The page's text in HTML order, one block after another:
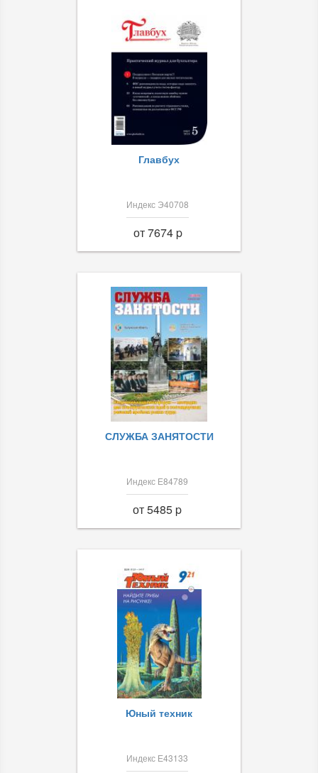
Главбух
Индекс Э40708
от 7674 p
СЛУЖБА ЗАНЯТОСТИ
Индекс Е84789
от 5485 p
Юный техник
Индекс Е43133